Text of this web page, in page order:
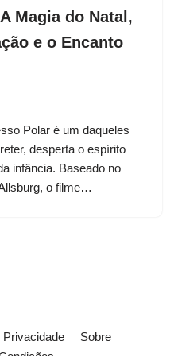
Magia do Natal,
e o Encanto
Polar é um daqueles
desperta o espírito
infância. Baseado no
o filme…
Privacidade
Sobre